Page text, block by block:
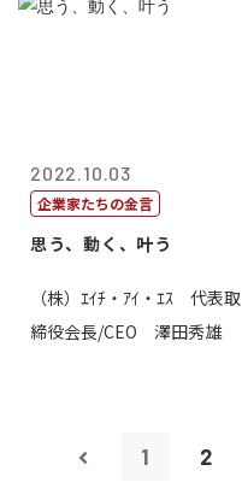
2022.10.03
企業家たちの金言
思う、動く、叶う
（株）ｴｲﾁ・ｱｲ・ｴｽ 代表取
締役会長/CEO 澤田秀雄
1 2